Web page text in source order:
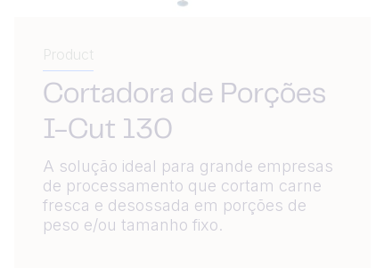
Product
Cortadora de Porções
I-Cut 130
A solução ideal para grande empresas
de processamento que cortam carne
fresca e desossada em porções de
peso e/ou tamanho fixo.